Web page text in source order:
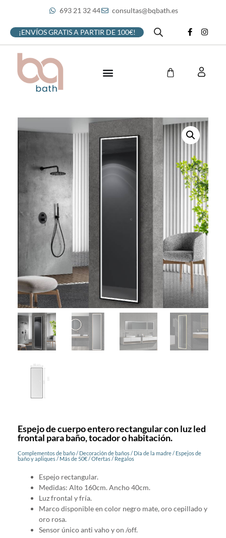
693 21 32 44 consultas@bqbath.es
¡ENVÍOS GRATIS A PARTIR DE 100€!
Espejo de cuerpo entero rectangular con luz led
frontal para baño, tocador o habitación.
Complementos de baño/ Decoración de baños/ Día de la madre/ Espejos de
baño y apliques/ Más de 50€/Ofertas/ Regalos
Espejo rectangular.
Medidas: Alto 160cm. Ancho 40cm.
Luz frontal y fría.
Marco disponible en color negro mate, oro cepillado y
oro rosa.
Sensor único anti vaho y on /off.